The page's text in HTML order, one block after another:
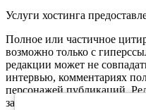
Услуги хостинга
Полное или частичное
возможно только с
редакции может не
интервью, комментариях
персонажей публикаций.
за текст комментариев